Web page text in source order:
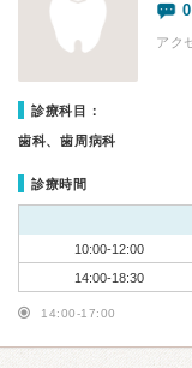
アク
診療科目：
歯科、歯周病科
診療時間
10:00-12:00
14:00-18:30
14:00-17:00